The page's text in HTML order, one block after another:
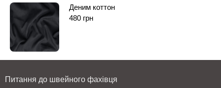
Деним коттон
480 грн
Питання до швейного фахівця